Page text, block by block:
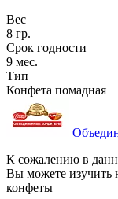
Вес
8 гр.
Срок годности
9 мес.
Тип
Конфета помадная
К сожалению в
Вы можете изучить
конфеты